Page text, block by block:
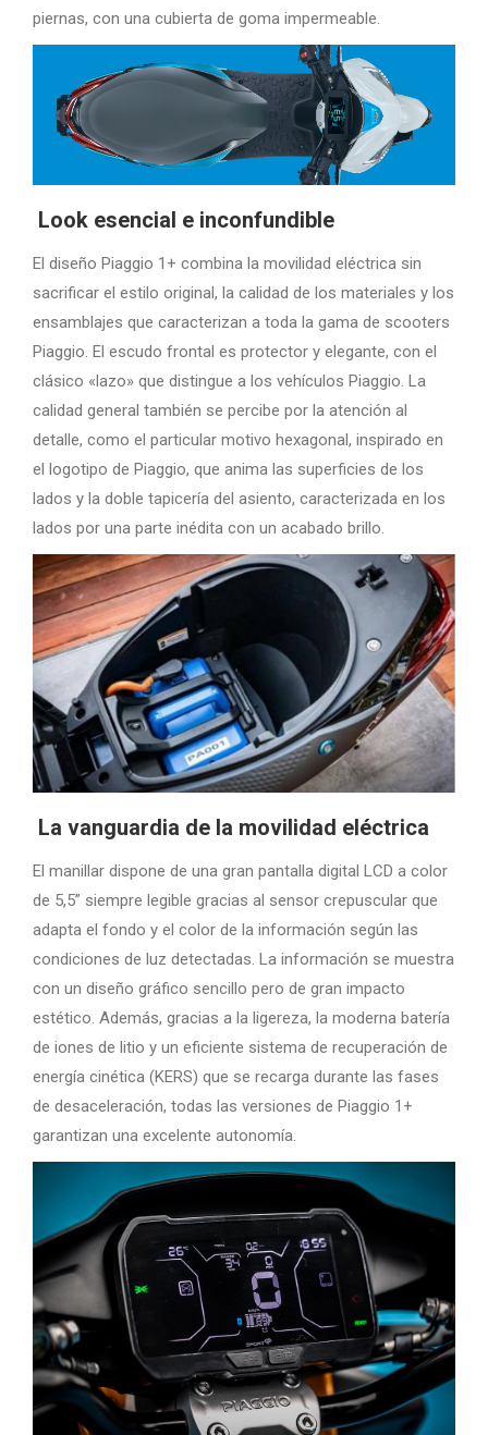
piernas, con una cubierta de goma impermeable.
Look esencial e inconfundible
El diseño Piaggio 1+ combina la movilidad eléctrica sin
sacrificar el estilo original, la calidad de los materiales y los
ensamblajes que caracterizan a toda la gama de scooters
Piaggio. El escudo frontal es protector y elegante, con el
clásico «lazo» que distingue a los vehículos Piaggio. La
calidad general también se percibe por la atención al
detalle, como el particular motivo hexagonal, inspirado en
el logotipo de Piaggio, que anima las superficies de los
lados y la doble tapicería del asiento, caracterizada en los
lados por una parte inédita con un acabado brillo.
La vanguardia de la movilidad eléctrica
El manillar dispone de una gran pantalla digital LCD a color
de 5,5” siempre legible gracias al sensor crepuscular que
adapta el fondo y el color de la información según las
condiciones de luz detectadas. La información se muestra
con un diseño gráfico sencillo pero de gran impacto
estético. Además, gracias a la ligereza, la moderna batería
de iones de litio y un eficiente sistema de recuperación de
energía cinética (KERS) que se recarga durante las fases
de desaceleración, todas las versiones de Piaggio 1+
garantizan una excelente autonomía.